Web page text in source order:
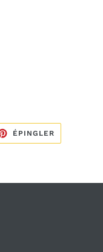
ÉPINGLER
PINTEREST